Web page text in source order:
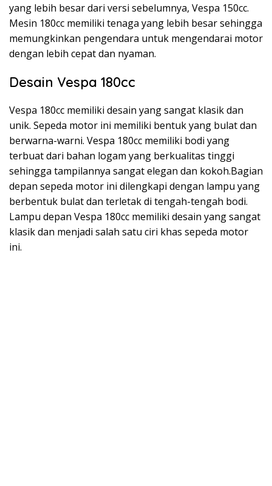
yang lebih besar dari versi sebelumnya, Vespa 150cc.
Mesin 180cc memiliki tenaga yang lebih besar sehingga
memungkinkan pengendara untuk mengendarai motor
dengan lebih cepat dan nyaman.
Desain Vespa 180cc
Vespa 180cc memiliki desain yang sangat klasik dan
unik. Sepeda motor ini memiliki bentuk yang bulat dan
berwarna-warni. Vespa 180cc memiliki bodi yang
terbuat dari bahan logam yang berkualitas tinggi
sehingga tampilannya sangat elegan dan kokoh.Bagian
depan sepeda motor ini dilengkapi dengan lampu yang
berbentuk bulat dan terletak di tengah-tengah bodi.
Lampu depan Vespa 180cc memiliki desain yang sangat
klasik dan menjadi salah satu ciri khas sepeda motor
ini.